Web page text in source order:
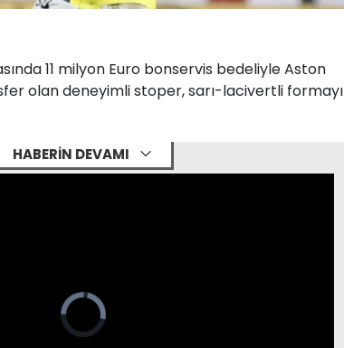
11 milyon Euro bonservis bedeliyle Aston
olan deneyimli stoper, sarı-lacivertli formayı
HABERİN DEVAMI